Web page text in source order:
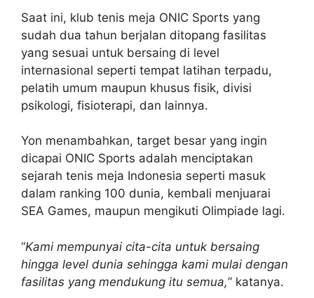
Saat ini, klub tenis meja ONIC Sports yang
sudah dua tahun berjalan ditopang fasilitas
yang sesuai untuk bersaing di level
internasional seperti tempat latihan terpadu,
pelatih umum maupun khusus fisik, divisi
psikologi, fisioterapi, dan lainnya.
Yon menambahkan, target besar yang ingin
dicapai ONIC Sports adalah menciptakan
sejarah tenis meja Indonesia seperti masuk
dalam ranking 100 dunia, kembali menjuarai
SEA Games, maupun mengikuti Olimpiade lagi.
“Kami mempunyai cita-cita untuk bersaing
hingga level dunia sehingga kami mulai dengan
fasilitas yang mendukung itu semua,” katanya.